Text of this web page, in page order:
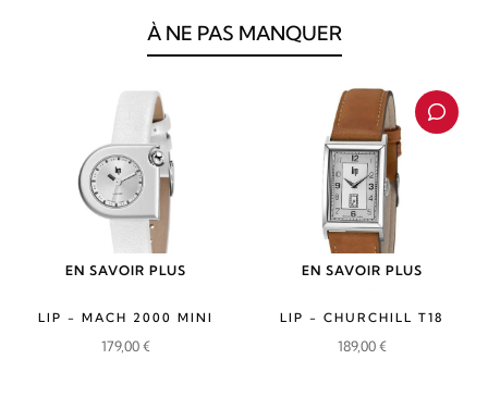
À NE PAS MANQUER
EN SAVOIR PLUS
LIP - MACH 2000 MINI
179,00€
EN SAVOIR PLUS
LIP - CHURCHILL T18
189,00€